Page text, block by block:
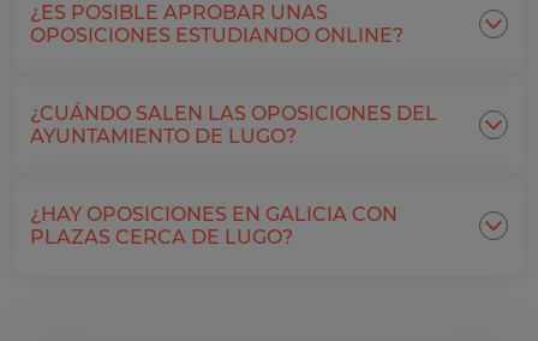
¿ES POSIBLE APROBAR UNAS
OPOSICIONES ESTUDIANDO ONLINE?
¿CUÁNDO SALEN LAS OPOSICIONES DEL
AYUNTAMIENTO DE LUGO?
¿HAY OPOSICIONES EN GALICIA CON
PLAZAS CERCA DE LUGO?